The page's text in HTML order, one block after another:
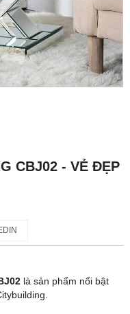
CBJ02 - VẺ ĐẸP
là sản phẩm nổi bật